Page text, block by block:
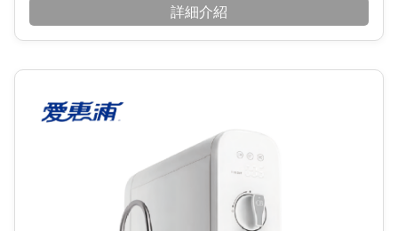
詳細介紹